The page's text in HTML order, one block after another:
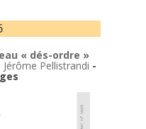
« dés-ordre »
Jérôme Pellistrandi -